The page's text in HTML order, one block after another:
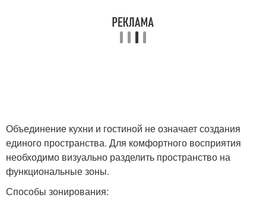
Объединение кухни и гостиной не означает создания
единого пространства. Для комфортного восприятия
необходимо визуально разделить пространство на
функциональные зоны.
Способы зонирования: